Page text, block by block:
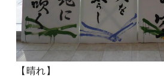
【晴れ】